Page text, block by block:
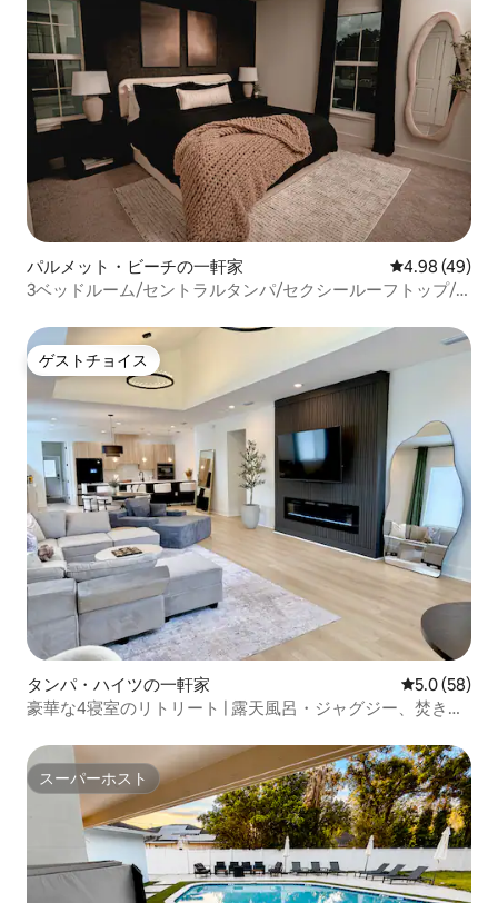
パルメット・ビーチの一軒家 レビュー49
4.98 (49)
3ベッドルーム/セントラルタンパ/セクシールーフトップ/
ゲストチョイス
ゲストチョイス
タンパ・ハイツの一軒家 レビュー58
5.0 (58)
豪華な4寝室のリトリート | 露天風呂・ジャグジー、焚き火
スーパーホスト
スーパーホスト